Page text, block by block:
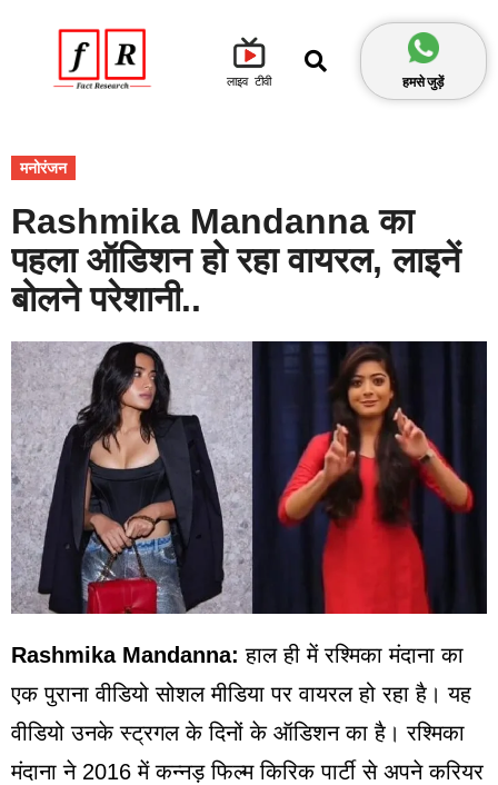
लाइव टीवी हमसे जुड़ें
मनोरंजन
Rashmika Mandanna का
पहला ऑडिशन हो रहा वायरल, लाइनें
बोलने परेशानी..
Rashmika Mandanna: हाल ही में रश्मिका मंदाना का
एक पुराना वीडियो सोशल मीडिया पर वायरल हो रहा है। यह
वीडियो उनके स्ट्रगल के दिनों के ऑडिशन का है। रश्मिका
मंदाना ने 2016 में कन्नड़ फिल्म किरिक पार्टी से अपने करियर